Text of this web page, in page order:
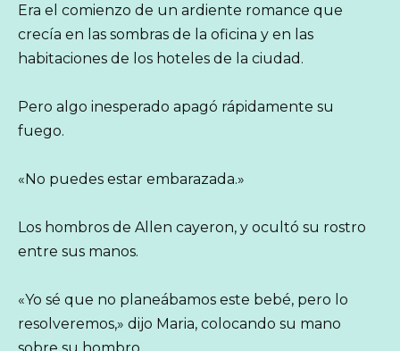
Era el comienzo de un ardiente romance que
crecía en las sombras de la oficina y en las
habitaciones de los hoteles de la ciudad.
Pero algo inesperado apagó rápidamente su
fuego.
«No puedes estar embarazada.»
Los hombros de Allen cayeron, y ocultó su rostro
entre sus manos.
«Yo sé que no planeábamos este bebé, pero lo
resolveremos,» dijo Maria, colocando su mano